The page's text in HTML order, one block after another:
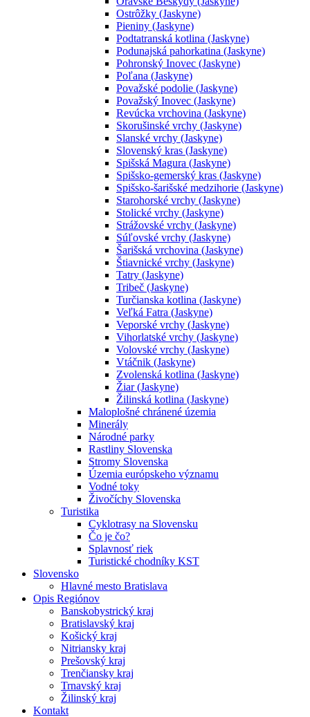
Ostrôžky (Jaskyne)
Pieniny (Jaskyne)
Podtatranská kotlina (Jaskyne)
Podunajská pahorkatina (Jaskyne)
Pohronský Inovec (Jaskyne)
Poľana (Jaskyne)
Považské podolie (Jaskyne)
Považský Inovec (Jaskyne)
Revúcka vrchovina (Jaskyne)
Skorušinské vrchy (Jaskyne)
Slanské vrchy (Jaskyne)
Slovenský kras (Jaskyne)
Spišská Magura (Jaskyne)
Spišsko-gemerský kras (Jaskyne)
Spišsko-šarišské medzihorie (Jaskyne)
Starohorské vrchy (Jaskyne)
Stolické vrchy (Jaskyne)
Strážovské vrchy (Jaskyne)
Súľovské vrchy (Jaskyne)
Šarišská vrchovina (Jaskyne)
Štiavnické vrchy (Jaskyne)
Tatry (Jaskyne)
Tribeč (Jaskyne)
Turčianska kotlina (Jaskyne)
Veľká Fatra (Jaskyne)
Veporské vrchy (Jaskyne)
Vihorlatské vrchy (Jaskyne)
Volovské vrchy (Jaskyne)
Vtáčnik (Jaskyne)
Zvolenská kotlina (Jaskyne)
Žiar (Jaskyne)
Žilinská kotlina (Jaskyne)
Maloplošné chránené územia
Minerály
Národné parky
Rastliny Slovenska
Stromy Slovenska
Územia európskeho významu
Vodné toky
Živočíchy Slovenska
Turistika
Cyklotrasy na Slovensku
Čo je čo?
Splavnosť riek
Turistické chodníky KST
Slovensko
Hlavné mesto Bratislava
Opis Regiónov
Banskobystrický kraj
Bratislavský kraj
Košický kraj
Nitriansky kraj
Prešovský kraj
Trenčiansky kraj
Trnavský kraj
Žilinský kraj
Kontakt